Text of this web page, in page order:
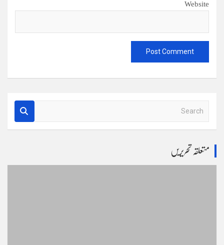
Website
a
متعلقہ تحریریں